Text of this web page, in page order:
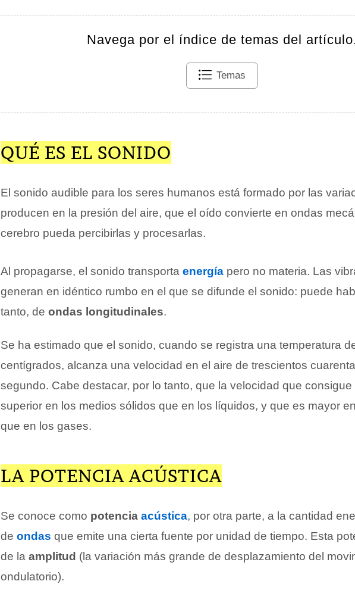
Navega por el índice de temas del
Temas
QUÉ ES EL SONIDO
El sonido audible para los seres humanos está formado por las
producen en la presión del aire, que el oído convierte en ondas
cerebro pueda percibirlas y procesarlas.
Al propagarse, el sonido transporta energía pero no materia. Las
generan en idéntico rumbo en el que se difunde el sonido: puede
tanto, de ondas longitudinales.
Se ha estimado que el sonido, cuando se registra una temperatura
centígrados, alcanza una velocidad en el aire de trescientos
segundo. Cabe destacar, por lo tanto, que la velocidad que
superior en los medios sólidos que en los líquidos, y que es mayor
que en los gases.
LA POTENCIA ACÚSTICA
Se conoce como potencia acústica, por otra parte, a la cantidad
de ondas que emite una cierta fuente por unidad de tiempo. Esta
de la amplitud (la variación más grande de desplazamiento del
ondulatorio).